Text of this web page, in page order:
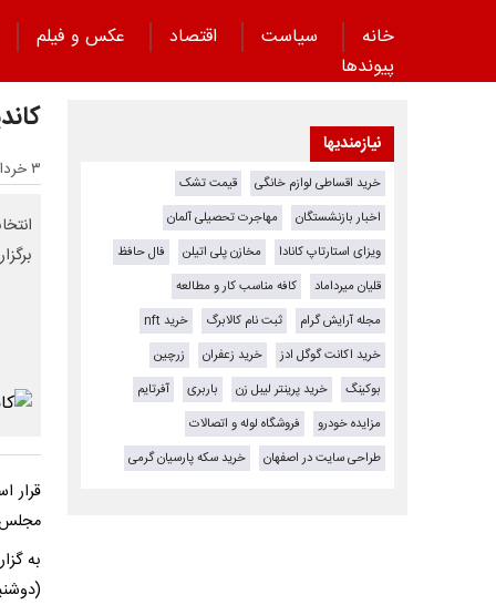
خانه سیاست اقتصاد عکس و فیلم
پیوند‌ها
۳ خرداد ۱۴۰۵ - ۱۴:۲۵
قرار
مجلس
به
(دوشنبه ۴ خرداد ماه)
نیازمندیها
خرید اقساطی لوازم خانگی
قیمت تشک
اخبار بازنشستگان
مهاجرت تحصیلی آلمان
ویزای استارتاپ کانادا
مخازن پلی اتیلن
فال حافظ
قلیان میرداماد
کافه مناسب کار و مطالعه
مجله آرایش گرام
ثبت نام کالابرگ
خرید nft
خرید اکانت گوگل ادز
خرید زعفران
زرچین
بوکینگ
خرید پرینتر لیبل زن باربری
آفرتایم
مزایده خودرو
فروشگاه لوله و اتصالات
طراحی سایت در اصفهان
خرید سکه پارسیان گرمی